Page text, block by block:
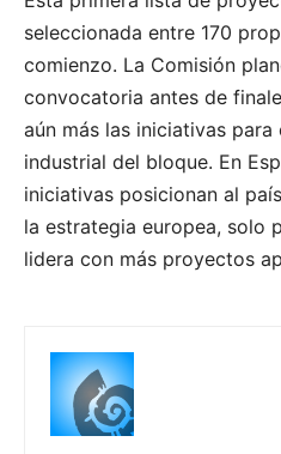
seleccionada entre 170
comienzo. La Comisión
convocatoria antes de
aún más las iniciativas
industrial del bloque. En
iniciativas posicionan al
la estrategia europea, solo
lidera con más proyectos